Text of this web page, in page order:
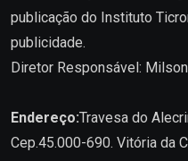
publicação do Instituto
publicidade.
Diretor Responsável:
Endereço:Travesa do
Cep.45.000-690. Vitória da